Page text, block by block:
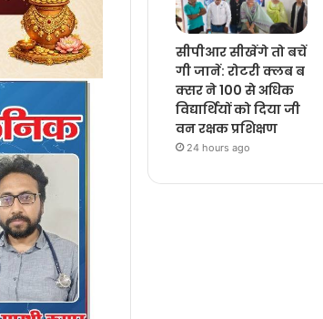
सीपीआर सीखेंगे तो बचें
गी जानें: रोटरी क्लब ब
क्सर ने 100 से अधिक
विद्यार्थियों को दिया जी
वन रक्षक प्रशिक्षण
24 hours ago